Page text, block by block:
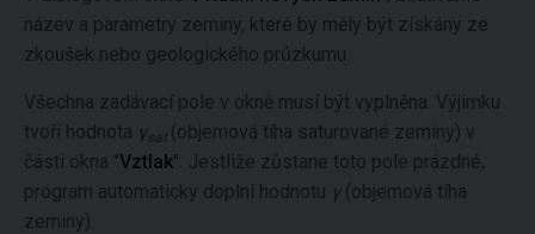
název a parametry zeminy, které by měly být získány ze
zkoušek nebo geologického průzkumu.
Všechna zadávací pole v okně musí být vyplněna. Výjimku
tvoří hodnota γsat (objemová tíha saturované zeminy) v
části okna "Vztlak". Jestliže zůstane toto pole prázdné,
program automaticky doplní hodnotu γ(objemová tíha
zeminy).